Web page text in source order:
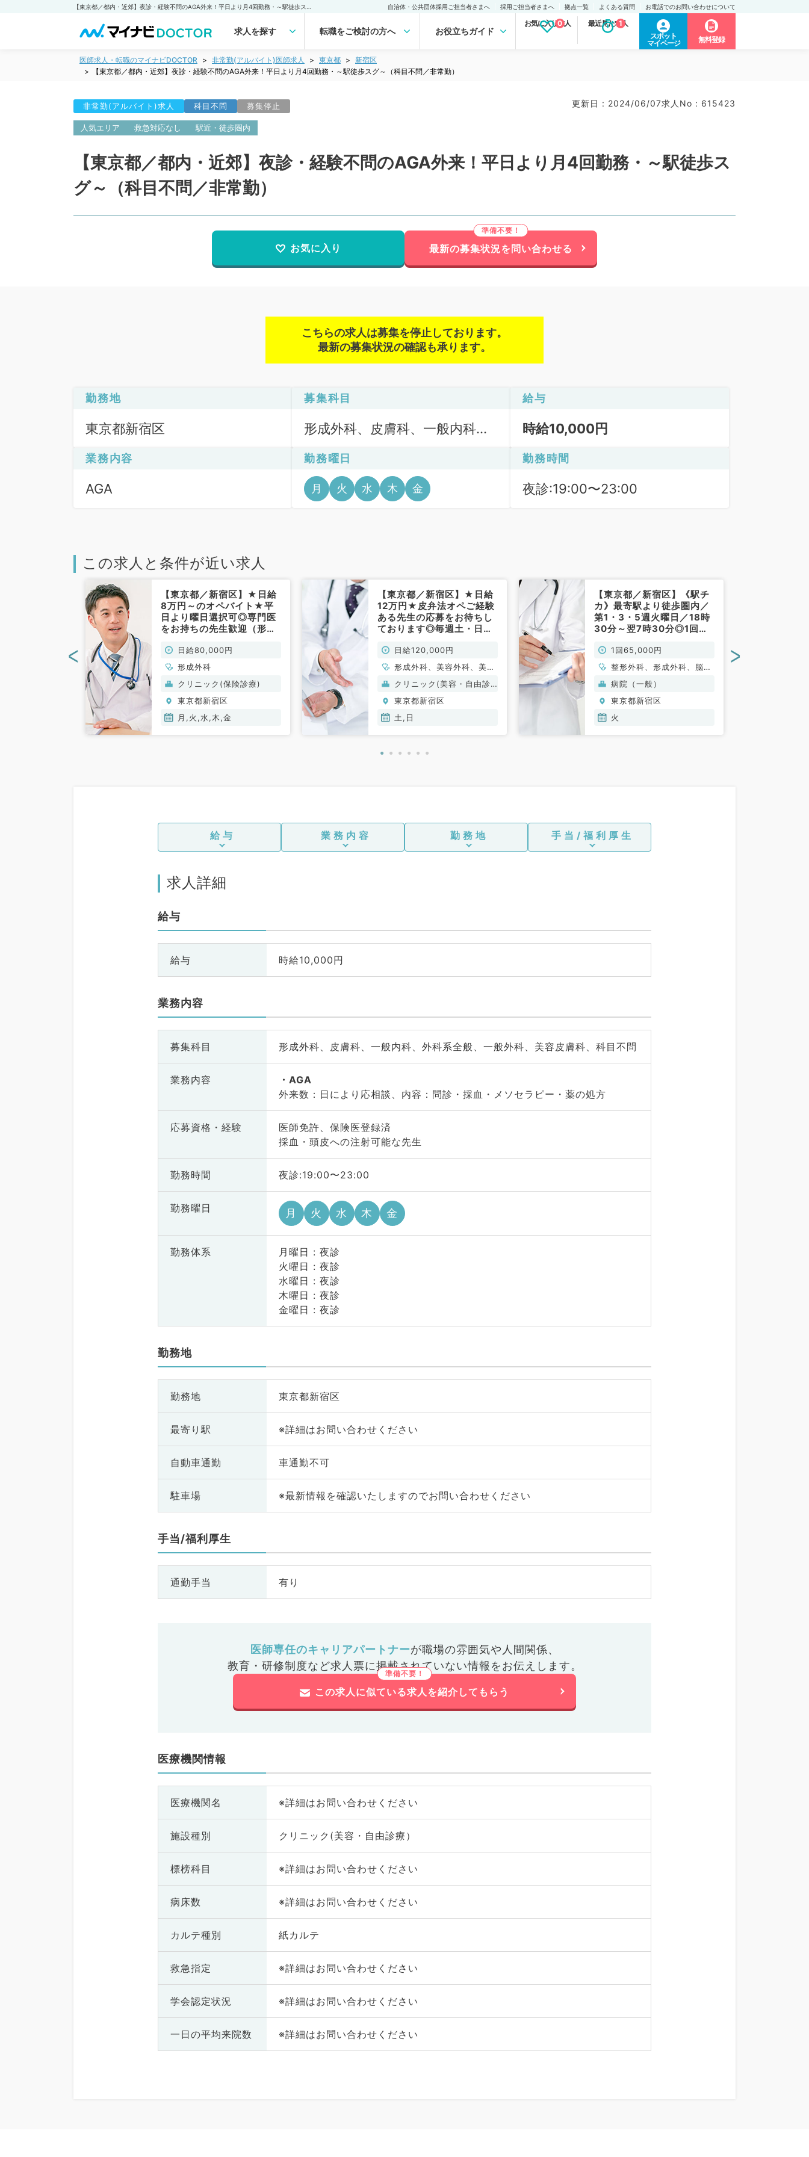
自治体・公共団体採用ご担当者さまへ 採用ご担当者さまへ 拠点一覧 よくある質問 お電話でのお問い合わせについて
求人を探す 転職をご検討の方へ お役立ちガイド
お気に入り求人
0 最近見た求人
1
スポット
マイページ
無料登録
医師求人・転職のマイナビDOCTOR 非常勤(アルバイト)医師求人 東京都
新宿区
【東京都／都内・近郊】夜診・経験不問のAGA外来！平日より月4回勤務・～駅徒歩スグ～（科目不問／非常勤）
非常勤(アルバイト)求人 科目不問 募集停止 更新日 : 2024/06/07求人No : 615423
人気エリア 救急対応なし 駅近・徒歩圏内
【東京都／都内・近郊】夜診・経験不問のAGA外来！平日より月4回勤務・～駅徒歩ス
グ～（科目不問／非常勤）
お気に入り 最新の募集状況を問い合わせる
こちらの求人は募集を停止しております。
最新の募集状況の確認も承ります。
勤務地
東京都新宿区
募集科目
形成外科、皮膚科、一般内科、
膚科、科目不問
給与
時給10,000円
業務内容
AGA
勤務曜日
月 火 水 木 金
勤務時間
夜診:19:00〜23:00
この求人と条件が近い求人
【東京都／新宿区】★日給
8万円～のオペバイト★平
日より曜日選択可◎専門医
をお持ちの先生歓迎（形成
日給80,000円
形成外科
クリニック(保険診療)
東京都新宿区
月,火,水,木,金
【東京都／新宿区】★日給
12万円★皮弁法オペご経験
ある先生の応募をお待ちし
ております◎毎週土・日曜
リニック◇（美容皮膚科・
形成外科／非常勤）
日給120,000円
形成外科、美容外科、美容
皮膚科
クリニック(美容・自由診
療）
東京都新宿区
土,日
【東京都／新宿区】《駅チ
カ》最寄駅より徒歩圏内／
第1・3・5週火曜日／18時
30分～翌7時30分◎1回
救急対応（外科系／非常
勤）
1回65,000円
整形外科、形成外科、脳神
経外科、呼吸器外科、心臓
血管外科、泌尿器科、外科
系全般、一般外科、消化器
外科、乳腺外科、大腸・肛
病院（一般）
東京都新宿区
火
< >
給与 業務内容 勤務地 手当/福利厚生
求人詳細
給与
給与 時給10,000円
業務内容
募集科目 形成外科、皮膚科、一般内科、外科系全般、一般外科、美容皮膚科、科目不問
業務内容
AGA
外来数：日により応相談、内容：問診・採血・メソセラピー・薬の処方
応募資格・ 経験
医師免許、保険医登録済
採血・頭皮への注射可能な先生
勤務時間 夜診:19:00〜23:00
勤務曜日 月 火 水 木 金
勤務体系
月曜日 : 夜診
火曜日 : 夜診
水曜日 : 夜診
木曜日 : 夜診
金曜日 : 夜診
勤務地
勤務地 東京都新宿区
最寄り駅 ※詳細はお問い合わせください
自動車通勤 車通勤不可
駐車場 ※最新情報を確認いたしますのでお問い合わせください
手当/福利厚生
通勤手当 有り
医師専任のキャリアパートナーが職場の雰囲気や人間関係、
教育・研修制度など求人票に掲載されていない情報をお伝えします。
この求人に似ている求人を紹介してもらう
医療機関情報
医療機関名 ※詳細はお問い合わせください
施設種別 クリニック(美容・自由診療）
標榜科目 ※詳細はお問い合わせください
病床数 ※詳細はお問い合わせください
カルテ種別 紙カルテ
救急指定 ※詳細はお問い合わせください
学会認定状況 ※詳細はお問い合わせください
一日の平均来院数 ※詳細はお問い合わせください